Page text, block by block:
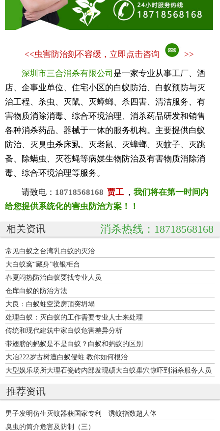
<<虫害防治刻不容缓，立即点击咨询 >>
深圳市三合消杀有限公司 是一家专业从事工厂、酒
店、企事业单位、住宅小区的白蚁防治、白蚁预防与灭
治工程、杀虫、灭鼠、灭蟑螂、杀四害、清洁服务、有
害物质消除消毒、综合环境治理、消杀药品研发和销售
各种消杀药品、器械于一体的服务机构。主要提供白蚁
防治、灭臭虫杀床虱、灭老鼠、灭蟑螂、灭蚊子、灭跳
蚤、除螨虫、灭苍蝇等病媒生物防治及有害物质消除消
毒、综合环境治理等服务。
请致电： 18718568168 贾工 ， 我们将在第一时间内
给您提供系统化的害虫防治方案！！
相关资讯 消杀热线：18718568168
常见白蚁之台湾乳白蚁的灭治
大白蚁窝“藏身”收银柜台
春夏闷热防治白蚁要找专业人员
仓库白蚁的防治方法
大良：白蚁蛀空梁房顶突坍塌
处理白蚁：灭白蚁的工作需要专业人士来处理
传统和现代建筑中家白蚁危害差异分析
带翅膀的蚂蚁是不是白蚁？白蚁和蚂蚁的区别
大冶222岁古树遭白蚁侵蛀 教你如何根治
大型娱乐场所大理石瓷砖内部发现硕大白蚁巢穴惊吓到消杀服务人员
推荐资讯
男子发明仿生灭蚊器获国家专利 诱蚊指数超人体
臭虫的简介危害及防制（三）